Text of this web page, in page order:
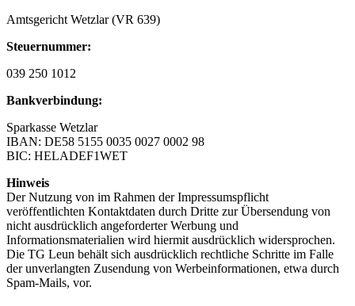
Amtsgericht Wetzlar (VR 639)
Steuernummer:
039 250 1012
Bankverbindung:
Sparkasse Wetzlar
IBAN: DE58 5155 0035 0027 0002 98
BIC: HELADEF1WET
Hinweis
Der Nutzung von im Rahmen der Impressumspflicht
veröffentlichten Kontaktdaten durch Dritte zur Übersendung von
nicht ausdrücklich angeforderter Werbung und
Informationsmaterialien wird hiermit ausdrücklich widersprochen.
Die TG Leun behält sich ausdrücklich rechtliche Schritte im Falle
der unverlangten Zusendung von Werbeinformationen, etwa durch
Spam-Mails, vor.